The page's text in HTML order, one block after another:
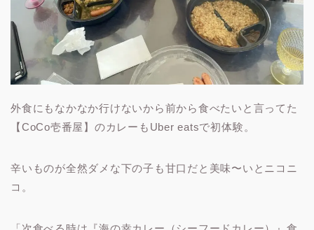
外食にもなかなか行けないから前から食べたいと言ってた
【CoCo壱番屋】のカレーもUber eatsで初体験。
辛いものが全然ダメな下の子も甘口だと美味〜いとニコニ
コ。